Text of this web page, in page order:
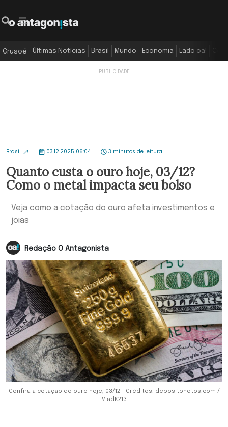
Crusoé Últimas Notícias Brasil Mundo Economia Lado oa!
Brasil 03.12.2025 06:04 3 minutos de leitura
Quanto custa o ouro hoje, 03/12?
Como o metal impacta seu bolso
Veja como a cotação do ouro afeta investimentos e
joias
Redação O Antagonista
Confira a cotação do ouro hoje, 03/12 - Créditos: depositphotos.com /
VladK213